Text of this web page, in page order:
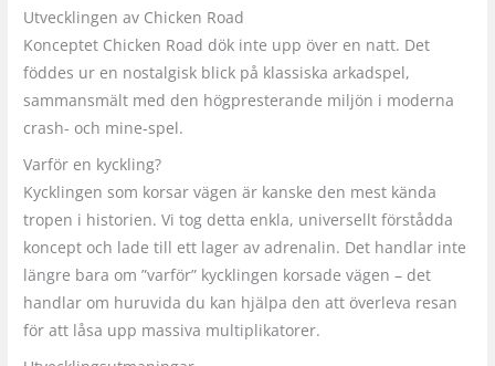
Utvecklingen av Chicken Road
Konceptet Chicken Road dök inte upp över en natt. Det
föddes ur en nostalgisk blick på klassiska arkadspel,
sammansmält med den högpresterande miljön i moderna
crash- och mine-spel.
Varför en kyckling?
Kycklingen som korsar vägen är kanske den mest kända
tropen i historien. Vi tog detta enkla, universellt förstådda
koncept och lade till ett lager av adrenalin. Det handlar inte
längre bara om ”varför” kycklingen korsade vägen – det
handlar om huruvida du kan hjälpa den att överleva resan
för att låsa upp massiva multiplikatorer.